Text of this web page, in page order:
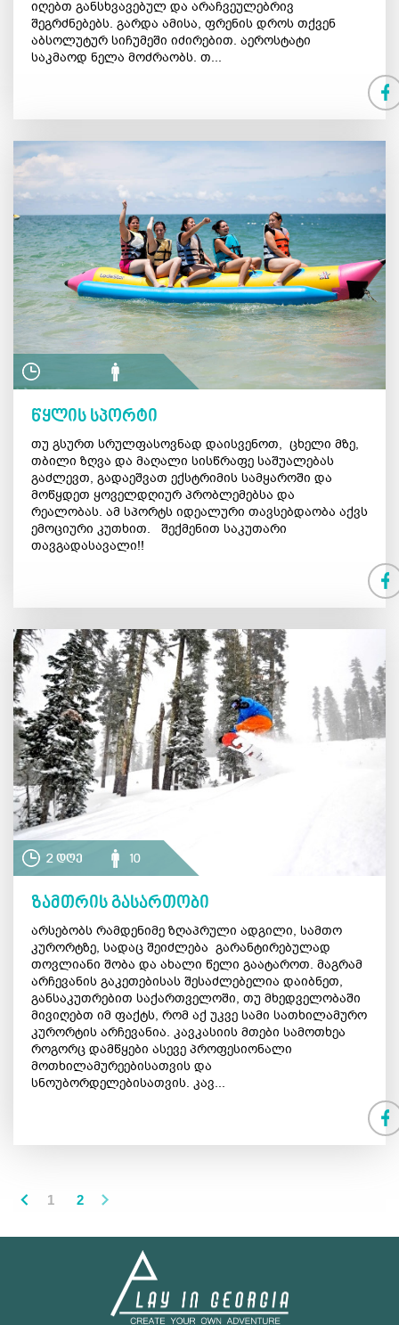
იღებთ განსხვავებულ და არაჩვეულებრივ
შეგრძნებებს. გარდა ამისა, ფრენის დროს თქვენ
აბსოლუტურ სიჩუმეში იძირებით. აეროსტატი
საკმაოდ ნელა მოძრაობს. თ...
წყლის სპორტი
თუ გსურთ სრულფასოვნად დაისვენოთ, ცხელი მზე,
თბილი ზღვა და მაღალი სისწრაფე საშუალებას
გაძლევთ, გადაეშვათ ექსტრიმის სამყაროში და
მოწყდეთ ყოველდღიურ პრობლემებსა და
რეალობას. ამ სპორტს იდეალური თავსებდაობა აქვს
ემოციური კუთხით. შექმენით საკუთარი
თავგადასავალი!!
2 დღე 10
ზამთრის გასართობი
არსებობს რამდენიმე ზღაპრული ადგილი, სამთო
კურორტზე, სადაც შეიძლება გარანტირებულად
თოვლიანი შობა და ახალი წელი გაატაროთ. მაგრამ
არჩევანის გაკეთებისას შესაძლებელია დაიბნეთ,
განსაკუთრებით საქართველოში, თუ მხედველობაში
მივიღებთ იმ ფაქტს, რომ აქ უკვე სამი სათხილამურო
კურორტის არჩევანია. კავკასიის მთები სამოთხეა
როგორც დამწყები ასევე პროფესიონალი
მოთხილამურეებისათვის და
სნოუბორდელებისათვის. კავ...
1 2